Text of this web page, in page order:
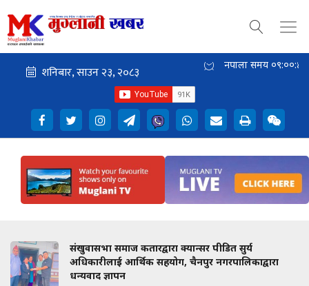
नेपाली समय ०९:००:४५
संखुवासभा समाज कतारद्वारा क्यान्सर पीडित सुर्य
अधिकारीलाई आर्थिक सहयोग, चैनपुर नगरपालिकाद्वारा
धन्यवाद ज्ञापन